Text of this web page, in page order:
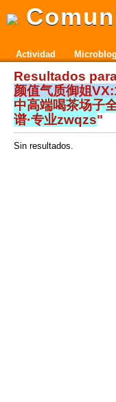
Actividad
Resultados
颜值气质御姐
中高端喝茶场子
谱·专业zwqzs"
Sin resultados.